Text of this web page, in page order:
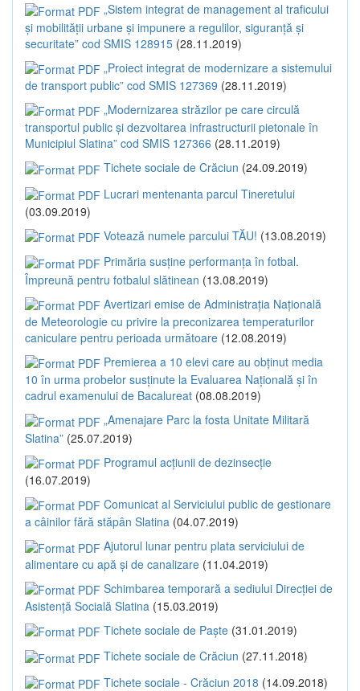
„Sistem integrat de management al traficului
și mobilității urbane și impunere a regulilor, siguranță și
securitate” cod SMIS 128915 (28.11.2019)
„Proiect integrat de modernizare a sistemului
de transport public” cod SMIS 127369 (28.11.2019)
„Modernizarea străzilor pe care circulă
transportul public și dezvoltarea infrastructurii pietonale în
Municipiul Slatina” cod SMIS 127366 (28.11.2019)
Tichete sociale de Crăciun (24.09.2019)
Lucrari mentenanta parcul Tineretului
(03.09.2019)
Votează numele parcului TĂU! (13.08.2019)
Primăria susține performanța în fotbal.
Împreună pentru fotbalul slătinean (13.08.2019)
Avertizari emise de Administrația Națională
de Meteorologie cu privire la preconizarea temperaturilor
caniculare pentru perioada următoare (12.08.2019)
Premierea a 10 elevi care au obținut media
10 în urma probelor susținute la Evaluarea Națională și în
cadrul examenului de Bacalureat (08.08.2019)
„Amenajare Parc la fosta Unitate Militară
Slatina” (25.07.2019)
Programul acțiunii de dezinsecție
(16.07.2019)
Comunicat al Serviciului public de gestionare
a câinilor fără stăpân Slatina (04.07.2019)
Ajutorul lunar pentru plata serviciului de
alimentare cu apă și de canalizare (11.04.2019)
Schimbarea temporară a sediului Direcției de
Asistență Socială Slatina (15.03.2019)
Tichete sociale de Paște (31.01.2019)
Tichete sociale de Crăciun (27.11.2018)
Tichete sociale - Crăciun 2018 (14.09.2018)